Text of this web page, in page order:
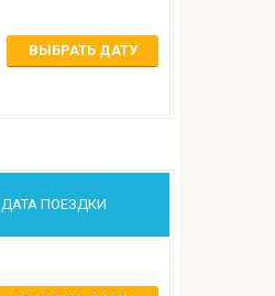
ВЫБРАТЬ ДАТУ
ДАТА ПОЕЗДКИ